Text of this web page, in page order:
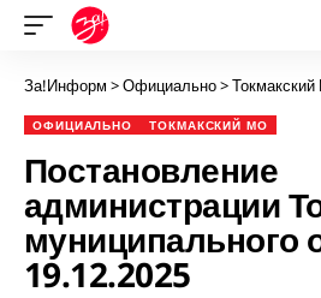
За!Информ >Официально>
ОФИЦИАЛЬНО ТОКМАКСКИЙ МО
Постановление
администрации
муниципального
19.12.2025